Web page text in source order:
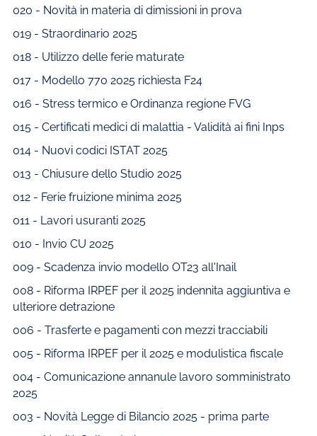
020 - Novità in materia di dimissioni in prova
019 - Straordinario 2025
018 - Utilizzo delle ferie maturate
017 - Modello 770 2025 richiesta F24
016 - Stress termico e Ordinanza regione FVG
015 - Certificati medici di malattia - Validità ai fini Inps
014 - Nuovi codici ISTAT 2025
013 - Chiusure dello Studio 2025
012 - Ferie fruizione minima 2025
011 - Lavori usuranti 2025
010 - Invio CU 2025
009 - Scadenza invio modello OT23 all'Inail
008 - Riforma IRPEF per il 2025 indennita aggiuntiva e
ulteriore detrazione
006 - Trasferte e pagamenti con mezzi tracciabili
005 - Riforma IRPEF per il 2025 e modulistica fiscale
004 - Comunicazione annanule lavoro somministrato
2025
003 - Novità Legge di Bilancio 2025 - prima parte